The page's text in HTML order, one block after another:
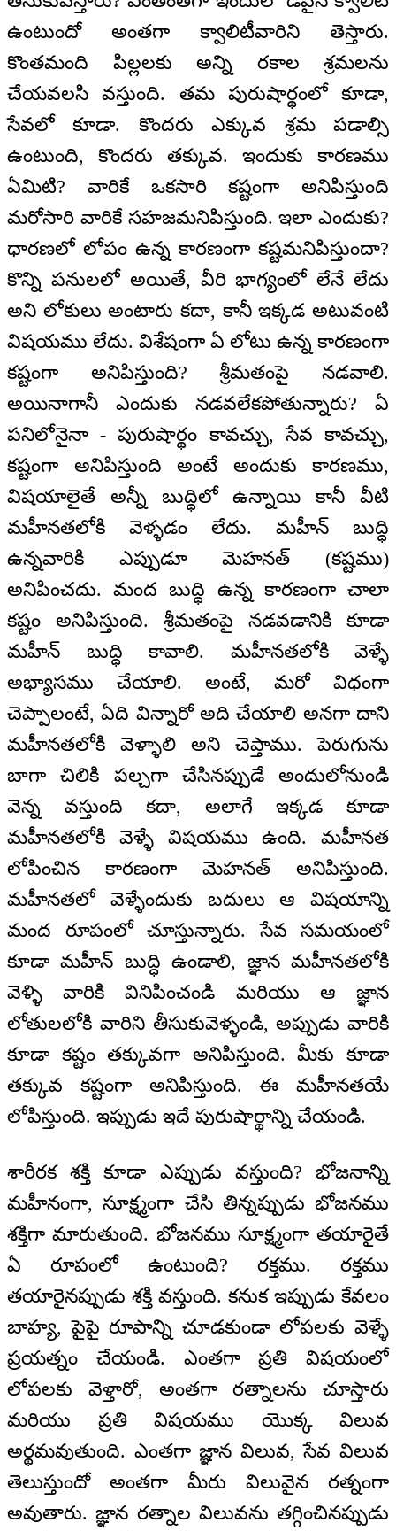
ఉంటుందో అంతగా క్వాలిటీవారిని తెస్తారు.
కొంతమంది పిల్లలకు అన్ని రకాల శ్రమలను
చేయవలసి వస్తుంది. తమ పురుషార్థంలో కూడా,
సేవలో కూడా. కొందరు ఎక్కువ శ్రమ పడాల్సి
ఉంటుంది, కొందరు తక్కువ. ఇందుకు కారణము
ఏమిటి? వారికే ఒకసారి కష్టంగా అనిపిస్తుంది
మరోసారి వారికే సహజమనిపిస్తుంది. ఇలా ఎందుకు?
ధారణలో లోపం ఉన్న కారణంగా కష్టమనిపిస్తుందా?
కొన్ని పనులలో అయితే, వీరి భాగ్యంలో లేనే లేదు
అని లోకులు అంటారు కదా, కానీ ఇక్కడ అటువంటి
విషయము లేదు. విశేషంగా ఏ లోటు ఉన్న కారణంగా
కష్టంగా అనిపిస్తుంది? శ్రీమతంపై నడవాలి.
అయినాగానీ ఎందుకు నడవలేకపోతున్నారు? ఏ
పనిలోనైనా - పురుషార్థం కావచ్చు, సేవ కావచ్చు,
కష్టంగా అనిపిస్తుంది అంటే అందుకు కారణము,
విషయాలైతే అన్నీ బుద్ధిలో ఉన్నాయి కానీ వీటి
మహీనతలోకి వెళ్ళడం లేదు. మహీన్ బుద్ధి
ఉన్నవారికి ఎప్పుడూ మెహనత్ (కష్టము)
అనిపించదు. మంద బుద్ధి ఉన్న కారణంగా చాలా
కష్టం అనిపిస్తుంది. శ్రీమతంపై నడవడానికి కూడా
మహీన్ బుద్ధి కావాలి. మహీనతలోకి వెళ్ళే
అభ్యాసము చేయాలి. అంటే, మరో విధంగా
చెప్పాలంటే, ఏది విన్నారో అది చేయాలి అనగా దాని
మహీనతలోకి వెళ్ళాలి అని చెప్తాము. పెరుగును
బాగా చిలికి పల్చగా చేసినప్పుడే అందులోనుండి
వెన్న వస్తుంది కదా, అలాగే ఇక్కడ కూడా
మహీనతలోకి వెళ్ళే విషయము ఉంది. మహీనత
లోపించిన కారణంగా మెహనత్ అనిపిస్తుంది.
మహీనతలో వెళ్ళేందుకు బదులు ఆ విషయాన్ని
మంద రూపంలో చూస్తున్నారు. సేవ సమయంలో
కూడా మహీన్ బుద్ధి ఉండాలి, జ్ఞాన మహీనతలోకి
వెళ్ళి వారికి వినిపించండి మరియు ఆ జ్ఞాన
లోతులలోకి వారిని తీసుకువెళ్ళండి, అప్పుడు వారికి
కూడా కష్టం తక్కువగా అనిపిస్తుంది. మీకు కూడా
తక్కువ కష్టంగా అనిపిస్తుంది. ఈ మహీనతయే
లోపిస్తుంది. ఇప్పుడు ఇదే పురుషార్థాన్ని చేయండి.
శారీరక శక్తి కూడా ఎప్పుడు వస్తుంది? భోజనాన్ని
మహీనంగా, సూక్ష్మంగా చేసి తిన్నప్పుడు భోజనము
శక్తిగా మారుతుంది. భోజనము సూక్ష్మంగా తయారైతే
ఏ రూపంలో ఉంటుంది? రక్తము. రక్తము
తయారైనప్పుడు శక్తి వస్తుంది. కనుక ఇప్పుడు కేవలం
బాహ్య, పైపై రూపాన్ని చూడకుండా లోపలకు వెళ్ళే
ప్రయత్నం చేయండి. ఎంతగా ప్రతి విషయంలో
లోపలకు వెళ్తారో, అంతగా రత్నాలను చూస్తారు
మరియు ప్రతి విషయము యొక్క విలువ
అర్థమవుతుంది. ఎంతగా జ్ఞాన విలువ, సేవ విలువ
తెలుస్తుందో అంతగా మీరు విలువైన రత్నంగా
అవుతారు. జ్ఞాన రత్నాల విలువను తగ్గించినప్పుడు